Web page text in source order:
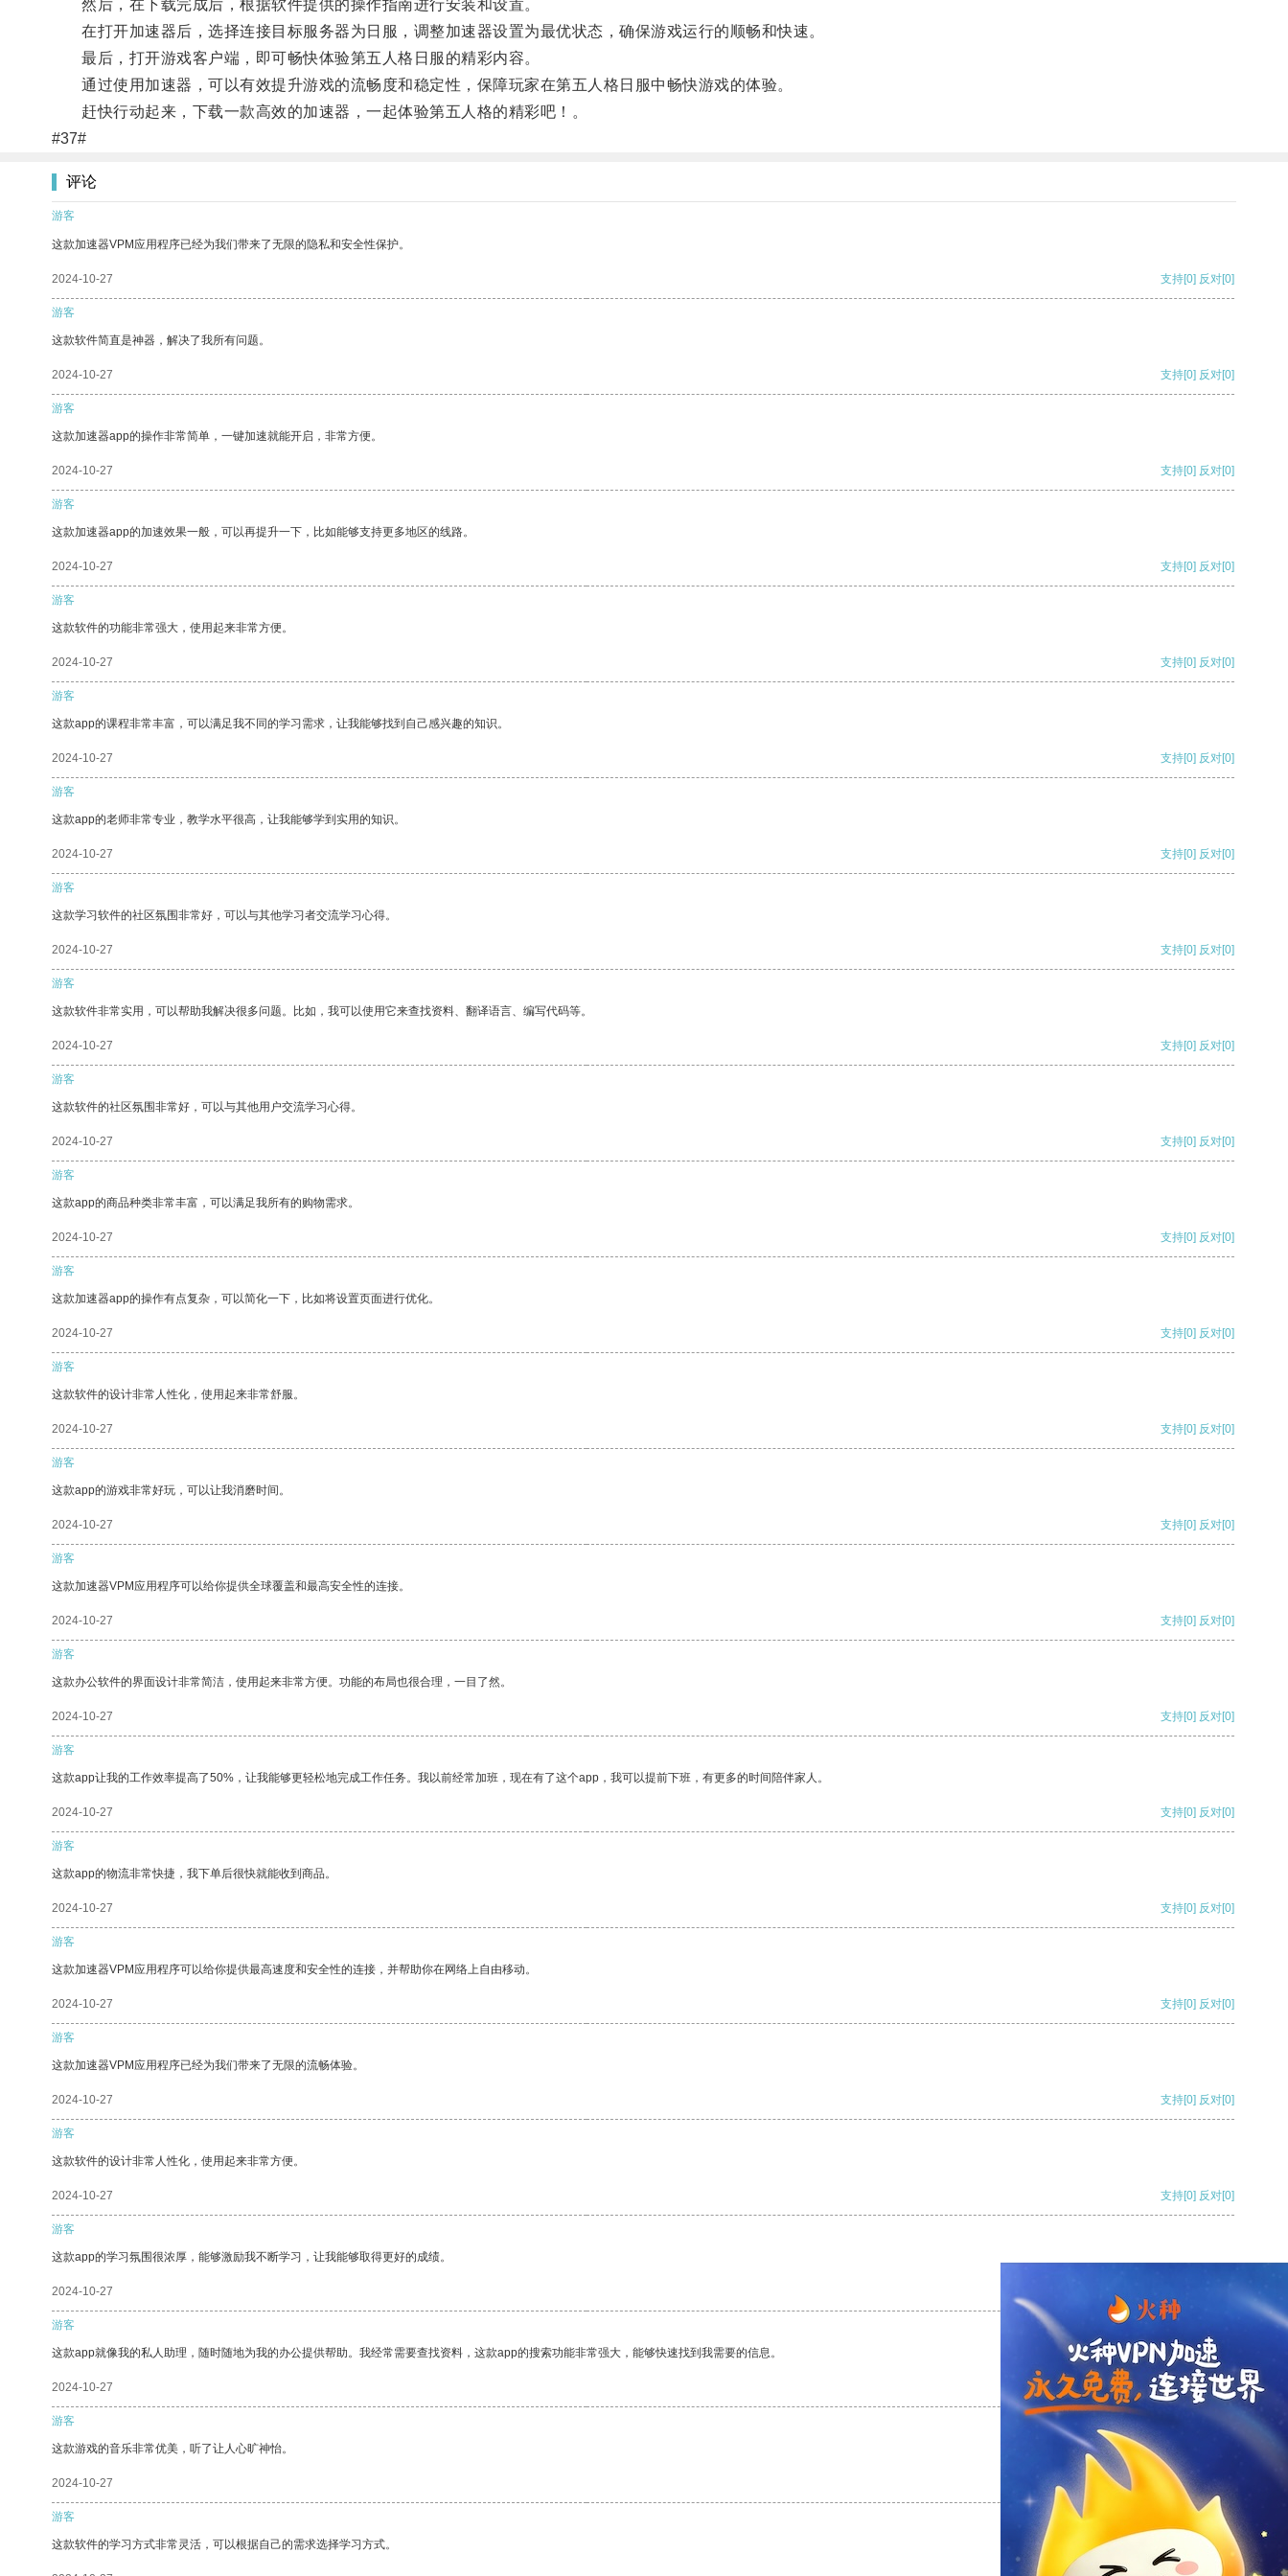
然后，在下载完成后，根据软件提供的操作指南进行安装和设置。
在打开加速器后，选择连接目标服务器为日服，调整加速器设置为最优状态，确保游戏运行的顺畅和快速。
最后，打开游戏客户端，即可畅快体验第五人格日服的精彩内容。
通过使用加速器，可以有效提升游戏的流畅度和稳定性，保障玩家在第五人格日服中畅快游戏的体验。
赶快行动起来，下载一款高效的加速器，一起体验第五人格的精彩吧！。
#37#
评论
游客
这款加速器VPM应用程序已经为我们带来了无限的隐私和安全性保护。
2024-10-27 支持[0] 反对[0]
游客
这款软件简直是神器，解决了我所有问题。
2024-10-27 支持[0] 反对[0]
游客
这款加速器app的操作非常简单，一键加速就能开启，非常方便。
2024-10-27 支持[0] 反对[0]
游客
这款加速器app的加速效果一般，可以再提升一下，比如能够支持更多地区的线路。
2024-10-27 支持[0] 反对[0]
游客
这款软件的功能非常强大，使用起来非常方便。
2024-10-27 支持[0] 反对[0]
游客
这款app的课程非常丰富，可以满足我不同的学习需求，让我能够找到自己感兴趣的知识。
2024-10-27 支持[0] 反对[0]
游客
这款app的老师非常专业，教学水平很高，让我能够学到实用的知识。
2024-10-27 支持[0] 反对[0]
游客
这款学习软件的社区氛围非常好，可以与其他学习者交流学习心得。
2024-10-27 支持[0] 反对[0]
游客
这款软件非常实用，可以帮助我解决很多问题。比如，我可以使用它来查找资料、翻译语言、编写代码等。
2024-10-27 支持[0] 反对[0]
游客
这款软件的社区氛围非常好，可以与其他用户交流学习心得。
2024-10-27 支持[0] 反对[0]
游客
这款app的商品种类非常丰富，可以满足我所有的购物需求。
2024-10-27 支持[0] 反对[0]
游客
这款加速器app的操作有点复杂，可以简化一下，比如将设置页面进行优化。
2024-10-27 支持[0] 反对[0]
游客
这款软件的设计非常人性化，使用起来非常舒服。
2024-10-27 支持[0] 反对[0]
游客
这款app的游戏非常好玩，可以让我消磨时间。
2024-10-27 支持[0] 反对[0]
游客
这款加速器VPM应用程序可以给你提供全球覆盖和最高安全性的连接。
2024-10-27 支持[0] 反对[0]
游客
这款办公软件的界面设计非常简洁，使用起来非常方便。功能的布局也很合理，一目了然。
2024-10-27 支持[0] 反对[0]
游客
这款app让我的工作效率提高了50%，让我能够更轻松地完成工作任务。我以前经常加班，现在有了这个app，我可以提前下班，有更多的时间陪伴家人。
2024-10-27 支持[0] 反对[0]
游客
这款app的物流非常快捷，我下单后很快就能收到商品。
2024-10-27 支持[0] 反对[0]
游客
这款加速器VPM应用程序可以给你提供最高速度和安全性的连接，并帮助你在网络上自由移动。
2024-10-27 支持[0] 反对[0]
游客
这款加速器VPM应用程序已经为我们带来了无限的流畅体验。
2024-10-27 支持[0] 反对[0]
游客
这款软件的设计非常人性化，使用起来非常方便。
2024-10-27 支持[0] 反对[0]
游客
这款app的学习氛围很浓厚，能够激励我不断学习，让我能够取得更好的成绩。
2024-10-27
游客
这款app就像我的私人助理，随时随地为我的办公提供帮助。我经常需要查找资料，这款app的搜索功能非常强大，能够快速找到我需要的信息。
2024-10-27 支持 [0] 反对[0]
游客
这款游戏的音乐非常优美，听了让人心旷神怡。
2024-10-27 支持[0] 反对
游客
这款软件的学习方式非常灵活，可以根据自己的需求选择学习方式。